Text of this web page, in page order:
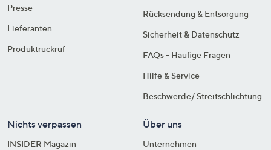
Presse
Lieferanten
Produktrückruf
Rücksendung & Entsorgung
Sicherheit & Datenschutz
FAQs - Häufige Fragen
Hilfe & Service
Beschwerde/ Streitschlichtung
Nichts verpassen
INSIDER Magazin
Über uns
Unternehmen